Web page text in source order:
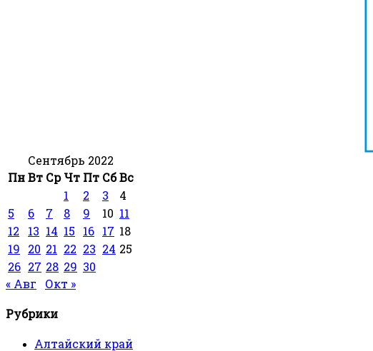
Сентябрь 2022
ПнВт Ср Чт Пт СбВс
1
2 3
4
5
6 7 8 9 10 11
12
13 14 15 16 17 18
19
20 21 22 23 24 25
26 27 28 29 30
« Авг
Окт »
Рубрики
Алтайский край